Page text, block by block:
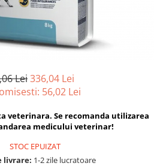
igiena
Lei336,04 Lei
56,02 Lei
veterinara. Se recomanda utilizarea
medicului veterinar!
STOC EPUIZAT
livrare: 1-2 zile lucratoare